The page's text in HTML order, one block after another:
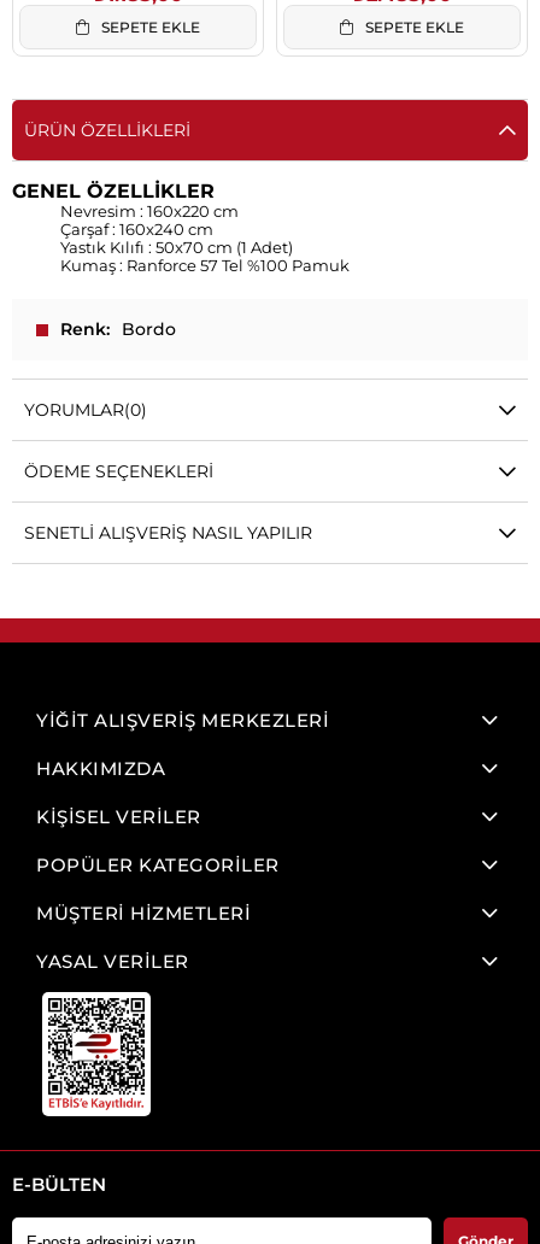
SEPETE EKLE SEPETE EKLE
ÜRÜN ÖZELLIKLERI
GENEL ÖZELLİKLER
Nevresim : 160x220 cm
Çarşaf : 160x240 cm
Yastık Kılıfı : 50x70 cm (1 Adet)
Kumaş : Ranforce 57 Tel %100 Pamuk
Renk Bordo
YORUMLAR(0)
ÖDEME SEÇENEKLERI
SENETLI ALIŞVERIŞ NASIL YAPILIR
YİĞİT ALIŞVERİŞ MERKEZLERİ
HAKKIMIZDA
KİŞİSEL VERİLER
POPÜLER KATEGORİLER
MÜŞTERİ HİZMETLERİ
YASAL VERİLER
E-BÜLTEN